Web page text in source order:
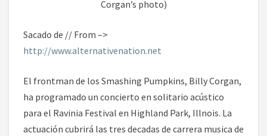
Corgan’s photo)
Sacado de // From –>
http://www.alternativenation.net
El frontman de los Smashing Pumpkins, Billy Corgan,
ha programado un concierto en solitario acústico
para el Ravinia Festival en Highland Park, Illnois. La
actuación cubrirá las tres decadas de carrera musica de